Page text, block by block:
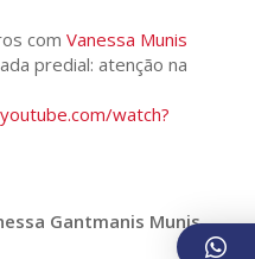
com Vanessa Munis
predial: atenção na
watch?
Gantmanis Munis